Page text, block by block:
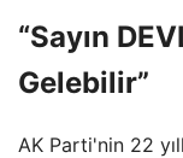
“Sayın
Gelebilir”
AK Parti'nin 22